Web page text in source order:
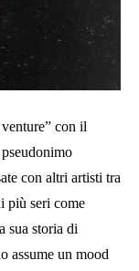
con il
con altri artisti tra
più seri come
sua storia di
assume un mood